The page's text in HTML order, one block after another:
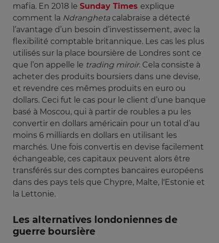
mafia. En 2018 le Sunday Times explique
comment la Ndranghetacalabraise a détecté
l’avantage d’un besoin d’investissement, avec la
flexibilité comptable britannique. Les cas les plus
utilisés sur la place boursière de Londres sont ce
que l’on appelle le trading miroir. Cela consiste à
acheter des produits boursiers dans une devise,
et revendre ces mêmes produits en euro ou
dollars. Ceci fut le cas pour le client d’une banque
basé à Moscou, qui à partir de roubles a pu les
convertir en dollars américain pour un total d’au
moins 6 milliards en dollars en utilisant les
marchés. Une fois convertis en devise facilement
échangeable, ces capitaux peuvent alors être
transférés sur des comptes bancaires européens
dans des pays tels que Chypre, Malte, l'Estonie et
la Lettonie.
Les alternatives londoniennes de
guerre boursière